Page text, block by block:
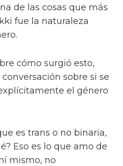
de las cosas que más
fue la naturaleza
cómo surgió esto,
sobre si se
el género
es trans o no binaria,
Eso es lo que amo de
mismo, no